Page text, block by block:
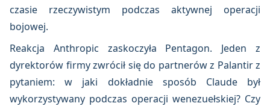
czasie rzeczywistym podczas aktywnej operacji
bojowej.
Reakcja Anthropic zaskoczyła Pentagon. Jeden z
dyrektorów firmy zwrócił się do partnerów z Palantir z
pytaniem: w jaki dokładnie sposób Claude był
wykorzystywany podczas operacji wenezuełskiej? Czy